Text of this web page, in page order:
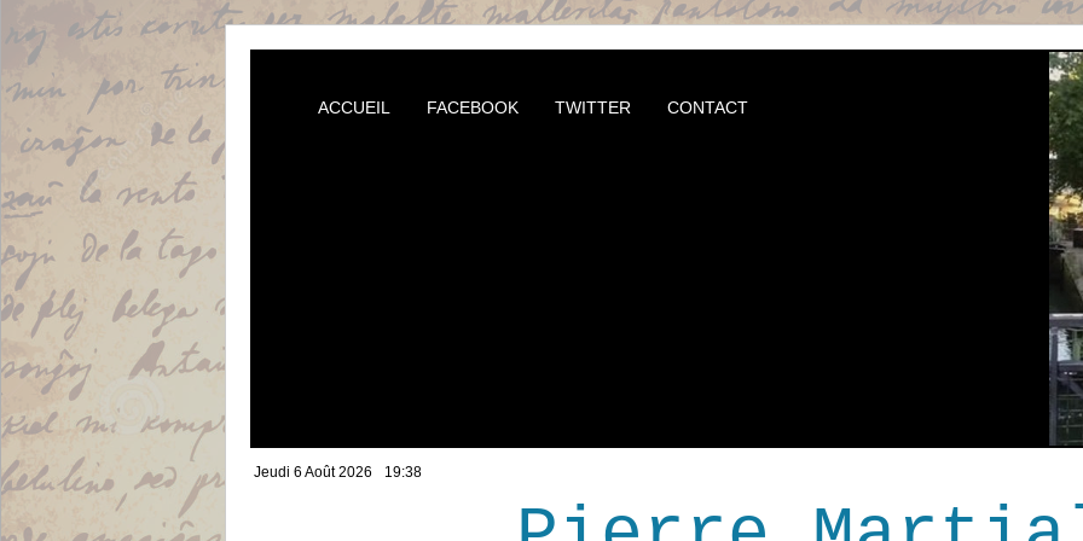
ACCUEIL FACEBOOK TWITTER CONTACT
Jeudi 6 Août 2026 19:38